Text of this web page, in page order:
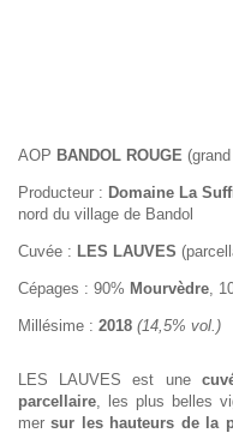
AOP BANDOL ROUGE
Producteur : Domaine La
nord du village de Bandol
Cuvée : LES LAUVES
Cépages : 90% Mourvèdre ,
Millésime : 2018 (14,5% vol.)
LES LAUVES est une
parcellaire , les plus belles
mersur les hauteurs de la